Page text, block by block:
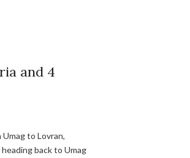
and 4
to Lovran,
back to Umag